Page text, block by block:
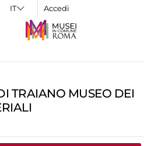
Accedi
TRAIANO MUSEO DEI